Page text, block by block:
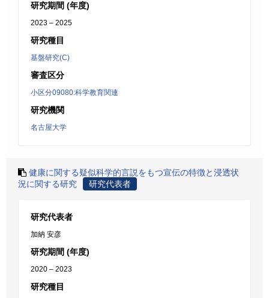
研究期間 (年度)
2023 – 2025
研究種目
基盤研究(C)
審査区分
小区分09080:科学教育関連
研究機関
名古屋大学
健康に関する疑似科学的言説をもつ宣伝の特徴と浸透状
況に関する研究
研究代表者
研究代表者
加納 安彦
研究期間 (年度)
2020 – 2023
研究種目